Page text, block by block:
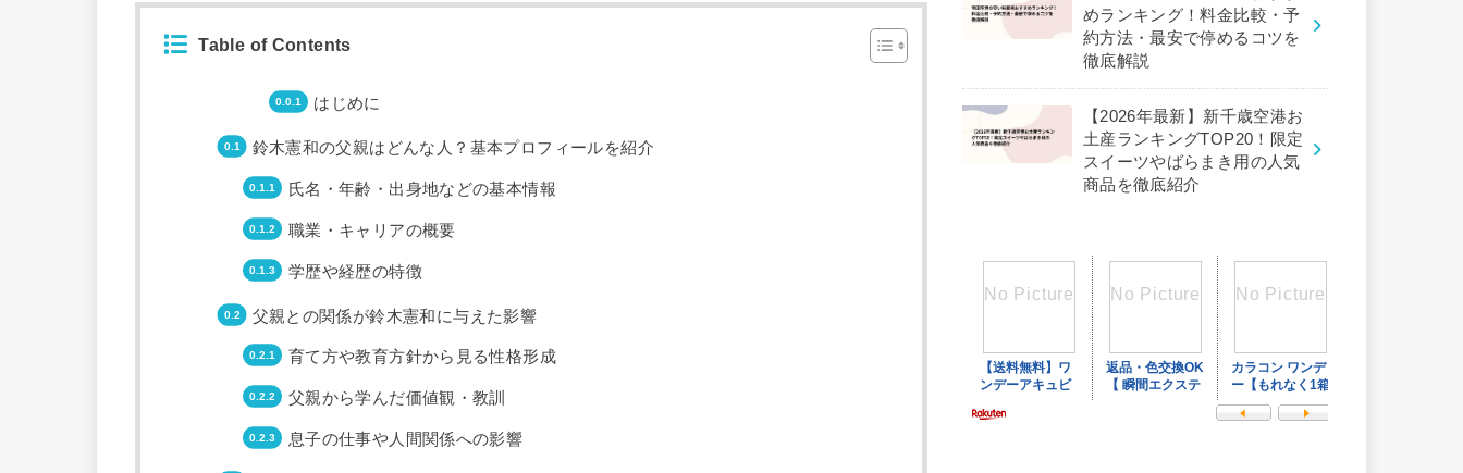
Table of Contents
はじめに
鈴木憲和の父親はどんな人？基本プロフィールを紹介
氏名・年齢・出身地などの基本情報
職業・キャリアの概要
学歴や経歴の特徴
父親との関係が鈴木憲和に与えた影響
育て方や教育方針から見る性格形成
父親から学んだ価値観・教訓
息子の仕事や人間関係への影響
めランキング！料金比較・予
約方法・最安で停めるコツを
徹底解説
【2026年最新】新千歳空港お
土産ランキングTOP20！限定
スイーツやばらまき用の人気
商品を徹底紹介